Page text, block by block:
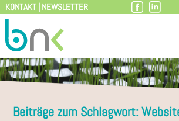
Zum
Inhalt
KONTAKT| NEWSLETTER
Beiträge zum Schlagwort: